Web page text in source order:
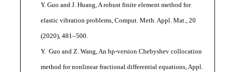
Y. Guo and J. Huang, A robust finite element method for
elastic vibration problems, Comput. Meth. Appl. Mat., 20
(2020), 481–500.
Y. Guo and Z. Wang, An hp-version Chebyshev collocation
method for nonlinear fractional differential equations, Appl.